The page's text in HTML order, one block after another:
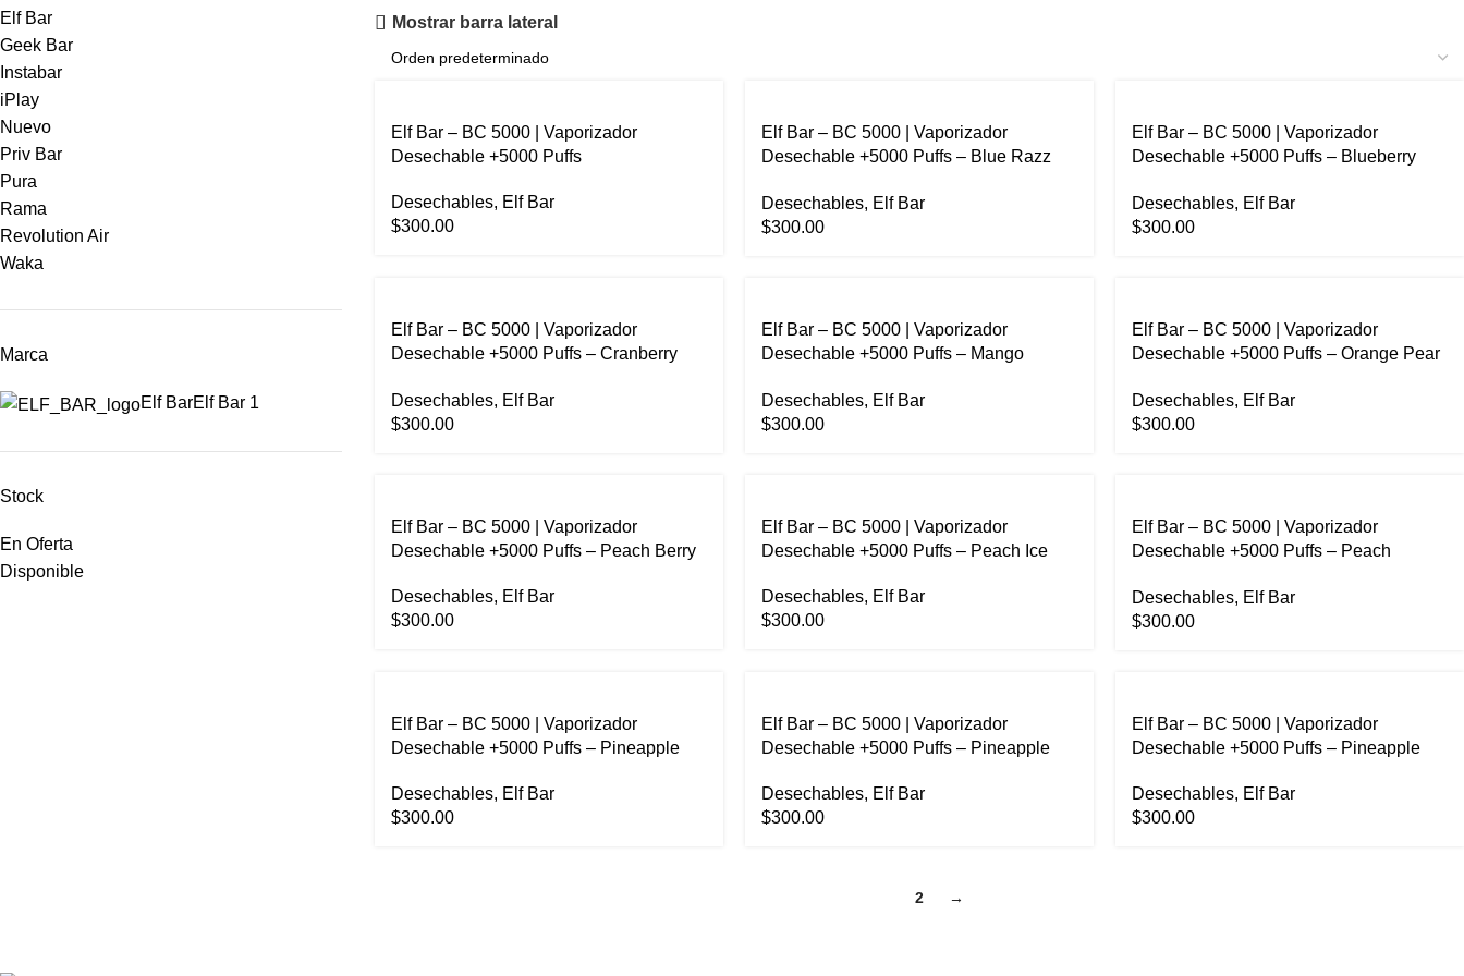
Elf Bar
Geek Bar
Instabar
iPlay
Nuevo
Priv Bar
Pura
Rama
Revolution Air
Waka
Marca
Elf BarElf Bar 1
Stock
En Oferta
Disponible
Mostrar barra lateral
Elf Bar – BC 5000 | Vaporizador
Desechable +5000 Puffs
Desechables, Elf Bar
$300.00
Elf Bar – BC 5000 | Vaporizador
Desechable +5000 Puffs – Blue Razz
Desechables, Elf Bar
$300.00
Elf Bar – BC 5000 | Vaporizador
Desechable +5000 Puffs – Blueberry
Desechables, Elf Bar
$300.00
Elf Bar – BC 5000 | Vaporizador
Desechable +5000 Puffs – Cranberry
Desechables, Elf Bar
$300.00
Elf Bar – BC 5000 | Vaporizador
Desechable +5000 Puffs – Mango
Desechables, Elf Bar
$300.00
Elf Bar – BC 5000 | Vaporizador
Desechable +5000 Puffs – Orange Pear
Desechables, Elf Bar
$300.00
Elf Bar – BC 5000 | Vaporizador
Desechable +5000 Puffs – Peach Berry
Desechables, Elf Bar
$300.00
Elf Bar – BC 5000 | Vaporizador
Desechable +5000 Puffs – Peach Ice
Desechables, Elf Bar
$300.00
Elf Bar – BC 5000 | Vaporizador
Desechable +5000 Puffs – Peach
Desechables, Elf Bar
$300.00
Elf Bar – BC 5000 | Vaporizador
Desechable +5000 Puffs – Pineapple
Desechables, Elf Bar
$300.00
Elf Bar – BC 5000 | Vaporizador
Desechable +5000 Puffs – Pineapple
Desechables, Elf Bar
$300.00
Elf Bar – BC 5000 | Vaporizador
Desechable +5000 Puffs – Pineapple
Desechables, Elf Bar
$300.00
2 →